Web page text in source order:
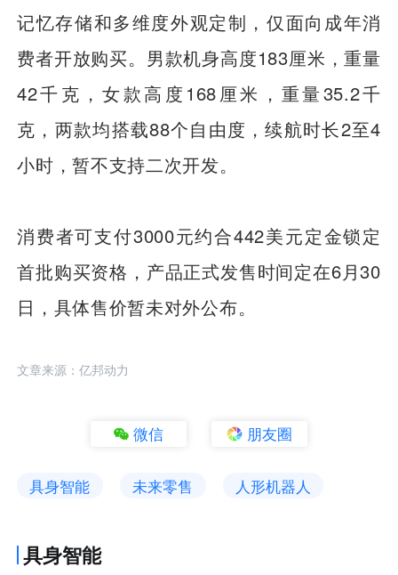
记忆存储和多维度外观定制，仅面向成年消
费者开放购买。男款机身高度183厘米，重量
42千克，女款高度168厘米，重量35.2千
克，两款均搭载88个自由度，续航时长2至4
小时，暂不支持二次开发。
消费者可支付3000元约合442美元定金锁定
首批购买资格，产品正式发售时间定在6月30
日，具体售价暂未对外公布。
文章来源：亿邦动力
微信 朋友圈
具身智能 未来零售 人形机器人
具身智能